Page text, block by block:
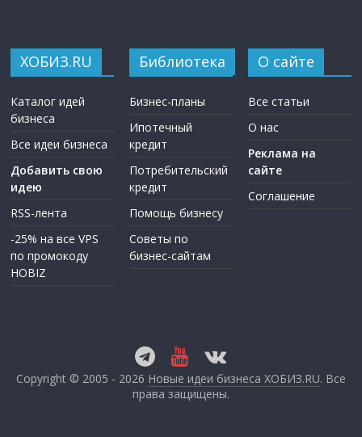
ХОБИЗ.RU
Каталог идей
бизнеса
Все идеи бизнеса
Добавить свою
идею
RSS-лента
-25% на все VPS
по промокоду
HOBIZ
Библиотека
Бизнес-планы
Ипотечный
кредит
Потребительский
кредит
Помощь бизнесу
Советы по
бизнес-сайтам
О сайте
Все статьи
О нас
Реклама на
сайте
Соглашение
Copyright © 2005 - 2026 Новые идеи бизнеса ХОБИЗ.RU. Все
права защищены.